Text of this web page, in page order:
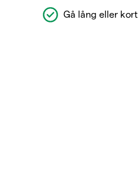
Gå lång eller